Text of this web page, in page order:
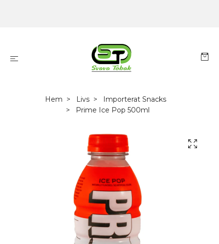
Hem Livs
Importerat Snacks
Prime Ice Pop 500ml